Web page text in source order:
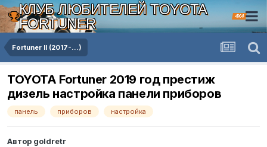
КЛУБ ЛЮБИТЕЛЕЙ TOYOTA
FORTUNER
4X4
Fortuner II (2017-...)
TOYOTA Fortuner 2019 год престиж
дизель настройка панели приборов
панель приборов настройка
Автор goldretr